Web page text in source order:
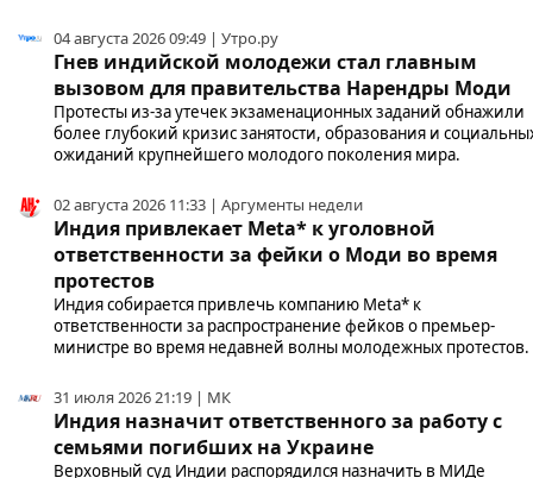
04 августа 2026 09:49 | Утро.ру
Гнев индийской молодежи стал главным
вызовом для правительства Нарендры Моди
Протесты из-за утечек экзаменационных заданий обнажили
более глубокий кризис занятости, образования и
ожиданий крупнейшего молодого поколения мира.
02 августа 2026 11:33 | Аргументы недели
Индия привлекает Meta* к уголовной
ответственности за фейки о Моди во время
протестов
Индия собирается привлечь компанию Meta* к
ответственности за распространение фейков о премьер-
министре во время недавней волны молодежных протестов.
31 июля 2026 21:19 | МК
Индия назначит ответственного за работу с
семьями погибших на Украине
Верховный суд Индии распорядился назначить в МИДе